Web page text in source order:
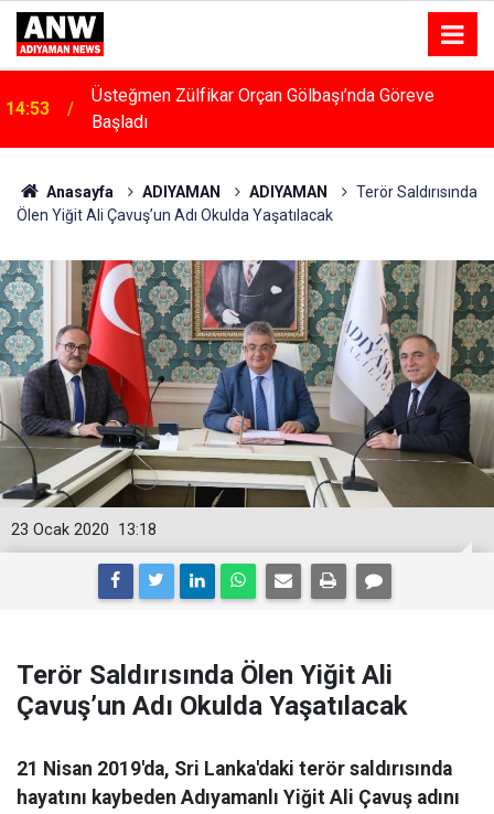
14:53
Üsteğmen Zülfikar Orçan Gölbaşı’nda Göreve
Başladı
14:48
Menfeze Çarpan Araç Sürücüsü Yaralandı
Anasayfa ADIYAMAN ADIYAMAN
Terör Saldırısında
Ölen Yiğit Ali Çavuş’un Adı Okulda Yaşatılacak
13:18
23 Ocak 2020
Terör Saldırısında Ölen Yiğit Ali
Çavuş’un Adı Okulda Yaşatılacak
21 Nisan 2019'da, Sri Lanka'daki terör saldırısında
hayatını kaybeden Adıyamanlı Yiğit Ali Çavuş adını